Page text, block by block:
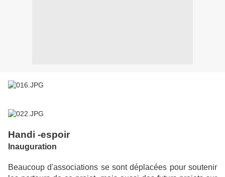
Handi -espoir
Inauguration
Beaucoup d'associations se sont déplacées pour soutenir